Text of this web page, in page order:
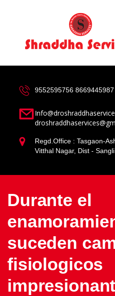
9552595756 8669445987
Regd.Office : Tasgaon-
Vitthal Nagar, Dist - Sangli
Durante el
suceden
fisiologicos